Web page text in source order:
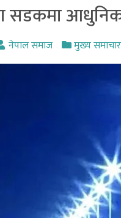
सडकमा
नेपाल समाज मुख्य समाचार